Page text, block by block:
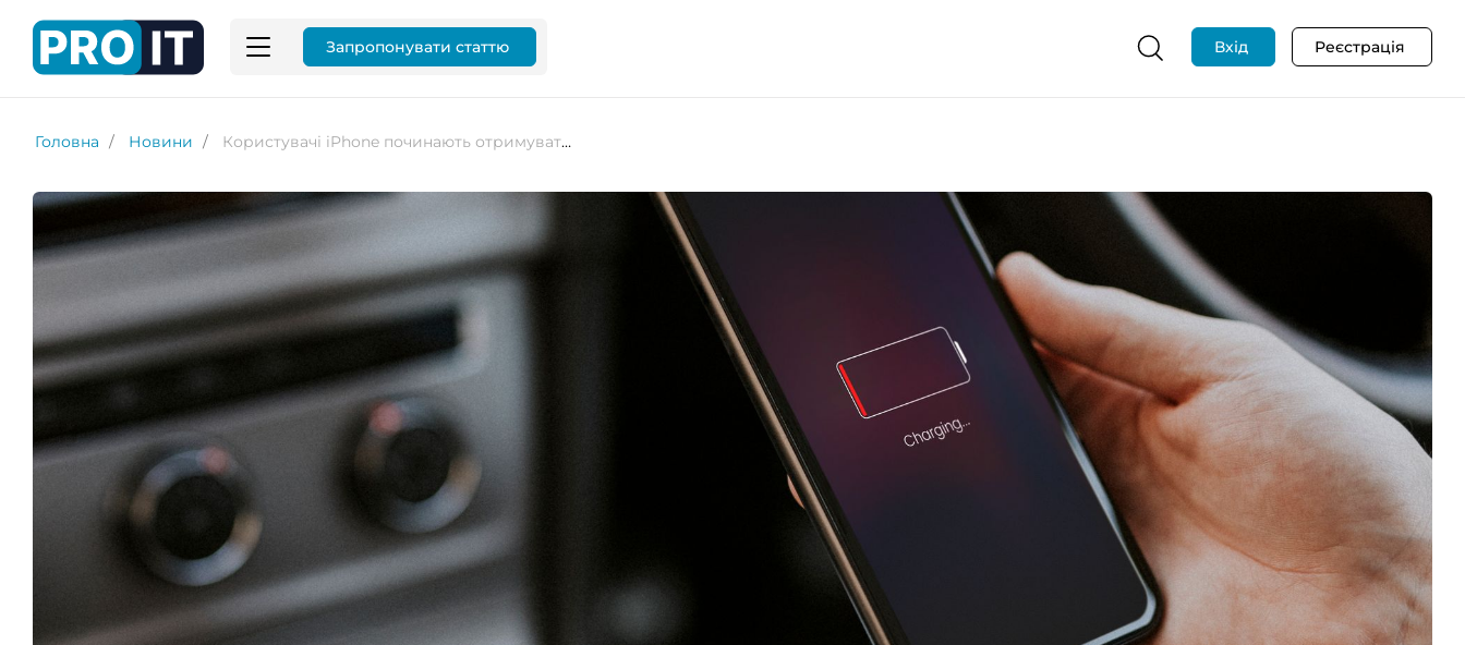
Запропонувати статтю Вхід Реєстрація
Головна Новини Користувачі iPhone починають отримувати компенсаційні виплати за позовом Batterygate